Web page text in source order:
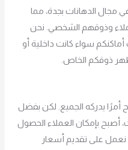
مجال الدهانات بجدة، مما
وذوقهم الشخصي. نحن
سواء كانت داخلية أو
ذوقكم الخاص.
أمرًا يدركه الجميع. لكن بفضل
أصبح بإمكان العملاء الحصول
على تقديم أسعار